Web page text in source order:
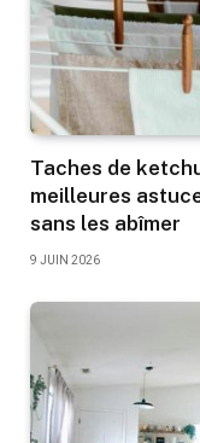
Taches de
meilleures
sans les abîmer
9 JUIN 2026